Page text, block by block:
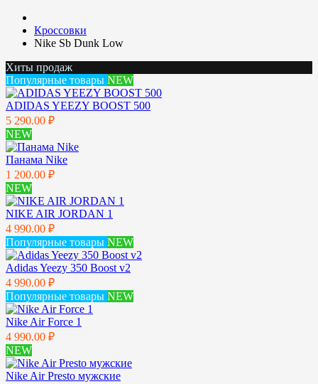
Кроссовки
Nike Sb Dunk Low
Хиты продаж
Популярные товары NEW
ADIDAS YEEZY BOOST 500
5 290.00 ₽
NEW
Панама Nike
1 200.00 ₽
NEW
NIKE AIR JORDAN 1
4 990.00 ₽
Популярные товары NEW
Adidas Yeezy 350 Boost v2
4 990.00 ₽
Популярные товары NEW
Nike Air Force 1
4 990.00 ₽
NEW
Nike Air Presto мужские